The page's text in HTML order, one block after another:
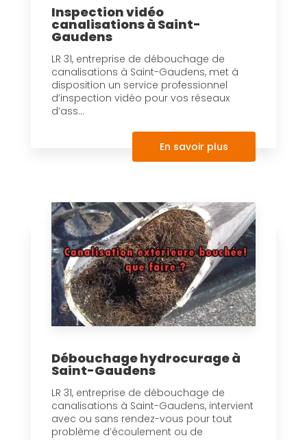
Inspection vidéo
canalisations à Saint-
Gaudens
LR 31, entreprise de débouchage de
canalisations à Saint-Gaudens, met à
disposition un service professionnel
d’inspection vidéo pour vos réseaux
d’ass...
En savoir plus
Débouchage hydrocurage à
Saint-Gaudens
LR 31, entreprise de débouchage de
canalisations à Saint-Gaudens, intervient
avec ou sans rendez-vous pour tout
problème d’écoulement ou de